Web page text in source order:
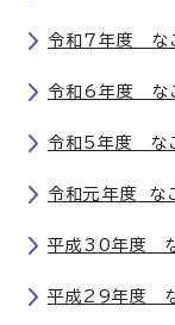
令和7年度 な
令和6年度 な
令和5年度 な
令和元年度 な
平成30年度
平成29年度